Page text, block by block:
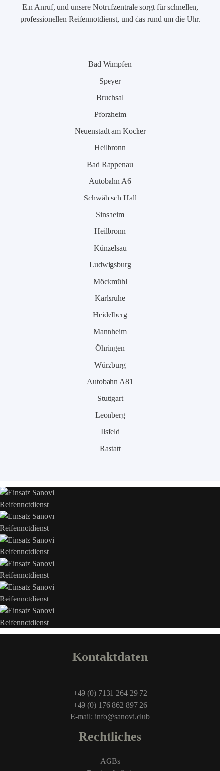
Ein Anruf, und unsere Notrufzentrale sorgt für schnellen,
professionellen Reifennotdienst, und das rund um die Uhr.
Bad Wimpfen
Speyer
Bruchsal
Pforzheim
Neuenstadt am Kocher
Heilbronn
Bad Rappenau
Autobahn A6
Schwäbisch Hall
Sinsheim
Heilbronn
Künzelsau
Ludwigsburg
Möckmühl
Karlsruhe
Heidelberg
Mannheim
Öhringen
Würzburg
Autobahn A81
Stuttgart
Leonberg
Ilsfeld
Rastatt
Kontaktdaten
+49 (0) 7131 264 29 72
+49 (0) 176 862 897 26
E-mail: info@sanovi.club
Rechtliches
AGBs